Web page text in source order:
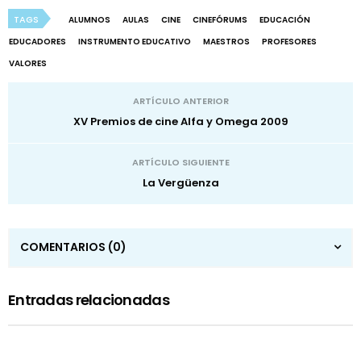
TAGS ALUMNOS AULAS CINE CINEFÓRUMS
EDUCACIÓN
EDUCADORES
INSTRUMENTO EDUCATIVO MAESTROS
PROFESORES
VALORES
ARTÍCULO ANTERIOR
XV Premios de cine Alfa y Omega 2009
ARTÍCULO SIGUIENTE
La Vergüenza
COMENTARIOS (0)
Entradas relacionadas